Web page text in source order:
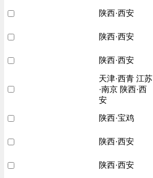
陕西·西安
陕西·西安
陕西·西安
天津·西青 江苏
·南京 陕西·西
安
陕西·宝鸡
陕西·西安
陕西·西安